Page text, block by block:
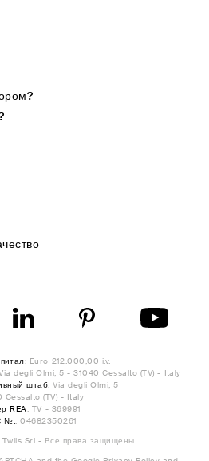
: Euro 212.000,00 i.v.
degli Olmi, 5 - 31040 Cessalto (TV) - Italy
штаб: Via degli Olmi, 5
Cessalto (TV) - Italy
REA: TV - 369991
№.: 04682350261
Srl - Все права защищены